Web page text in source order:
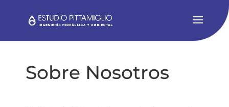
Sobre Nosotros